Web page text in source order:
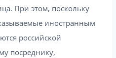
При этом, поскольку
иностранным
российской
посреднику,